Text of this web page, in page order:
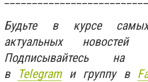
Будьте в курсе
актуальных новостей
Подписывайтесь
в
Telegramи группу в